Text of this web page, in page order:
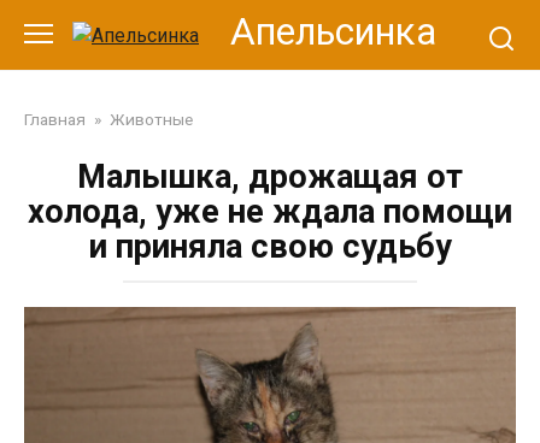
контенту
Апельсинка
Главная » Животные
Малышка, дрожащая от
холода, уже не ждала помощи
и приняла свою судьбу